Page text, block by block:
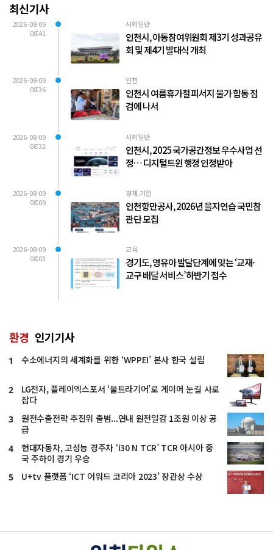
최신기사
2026-08-09
08:41
사회일반
인천시, 아동참여위원회 제3기 성과공유
회 및 제4기 발대식 개최
2026-08-09
08:36
인천
인천시 여름휴가철 피서지 물가 합동 점
검에 나서
2026-08-09
08:32
사회일반
인천시, 2025 국가공간정보 우수사업 선
정… 디지털트윈 행정 인정받아
2026-08-09
08:09
경제.기업
인천항만공사, 2026년 을지연습 국민참
관단 모집
2026-08-09
08:03
교육
경기도, 영유아 발달단계에 맞는 ‘교재·
교구 배달 서비스’ 하반기 접수
환경 인기기사
1 수소에너지의 세계화를 위한 ‘WPPEI’ 본사 한국 설립
2
LG전자, 플레이엑스포서 ‘울트라기어’로 게이머 눈길 사로
잡다
3
원전수출전략 추진위 출범...연내 원전일감 1조원 이상 공
급
4
현대자동차, 고성능 경주차 ‘i30 N TCR’ TCR 아시아 중
국 주하이 경기 우승
5 U+tv 플랫폼 ‘ICT 어워드 코리아 2023’ 장관상 수상